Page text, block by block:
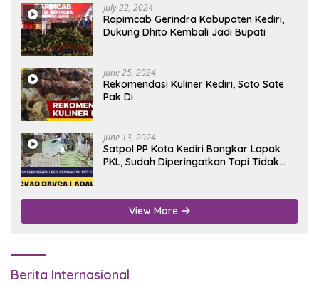
July 22, 2024
Rapimcab Gerindra Kabupaten Kediri,
Dukung Dhito Kembali Jadi Bupati
June 25, 2024
Rekomendasi Kuliner Kediri, Soto Sate
Pak Di
June 13, 2024
Satpol PP Kota Kediri Bongkar Lapak
PKL, Sudah Diperingatkan Tapi Tidak
View More
Berita Internasional